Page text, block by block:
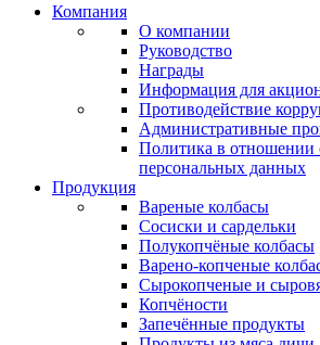
Компания
О компании
Руководство
Награды
Информация для
Противодействие
Административные
Политика в отношении
персональных данных
Продукция
Вареные колбасы
Сосиски и сардельки
Полукопчёные колбасы
Варено-копченые
Сырокопченые и
Копчёности
Запечённые продукты